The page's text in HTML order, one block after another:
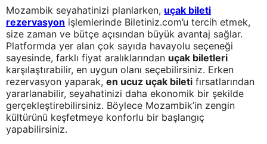
Mozambik seyahatinizi planlarken, uçak bileti
rezervasyon işlemlerinde Biletiniz.com’u tercih etmek,
size zaman ve bütçe açısından büyük avantaj sağlar.
Platformda yer alan çok sayıda havayolu seçeneği
sayesinde, farklı fiyat aralıklarından uçak biletleri
karşılaştırabilir, en uygun olanı seçebilirsiniz. Erken
rezervasyon yaparak, en ucuz uçak bileti fırsatlarından
yararlanabilir, seyahatinizi daha ekonomik bir şekilde
gerçekleştirebilirsiniz. Böylece Mozambik’in zengin
kültürünü keşfetmeye konforlu bir başlangıç
yapabilirsiniz.